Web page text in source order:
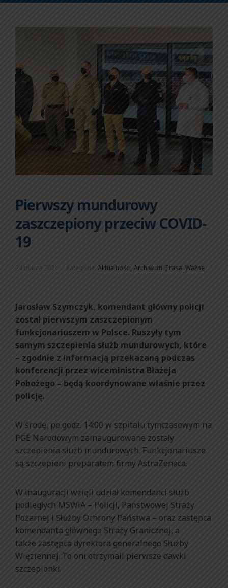
Pierwszy mundurowy
zaszczepiony przeciw COVID-
19
24 marca 2021 Kategorie: Aktualności, Archiwum, Prasa, Ważne
Jarosław Szymczyk, komendant główny policji
został pierwszym zaszczepionym
funkcjonariuszem w Polsce. Ruszyły tym
samym szczepienia służb mundurowych, które
– zgodnie z informacją przekazaną podczas
konferencji przez wiceministra Błażeja
Pobożego – będą koordynowane właśnie przez
policję.
W środę, po godz. 14:00 w szpitalu tymczasowym na
PGE Narodowym zainaugurowane zostały
szczepienia służb mundurowych. Funkcjonariusze
są szczepieni preparatem firmy AstraZeneca.
W inauguracji wzięli udział komendanci służb
podległych MSWiA – Policji, Państwowej Straży
Pożarnej i Służby Ochrony Państwa – oraz zastępca
komendanta głównego Straży Granicznej, a
także zastępca dyrektora generalnego Służby
Więziennej. To oni otrzymali pierwsze dawki
szczepionki.